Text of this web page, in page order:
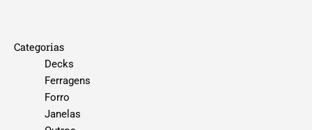
Categorias
Decks
Ferragens
Forro
Janelas